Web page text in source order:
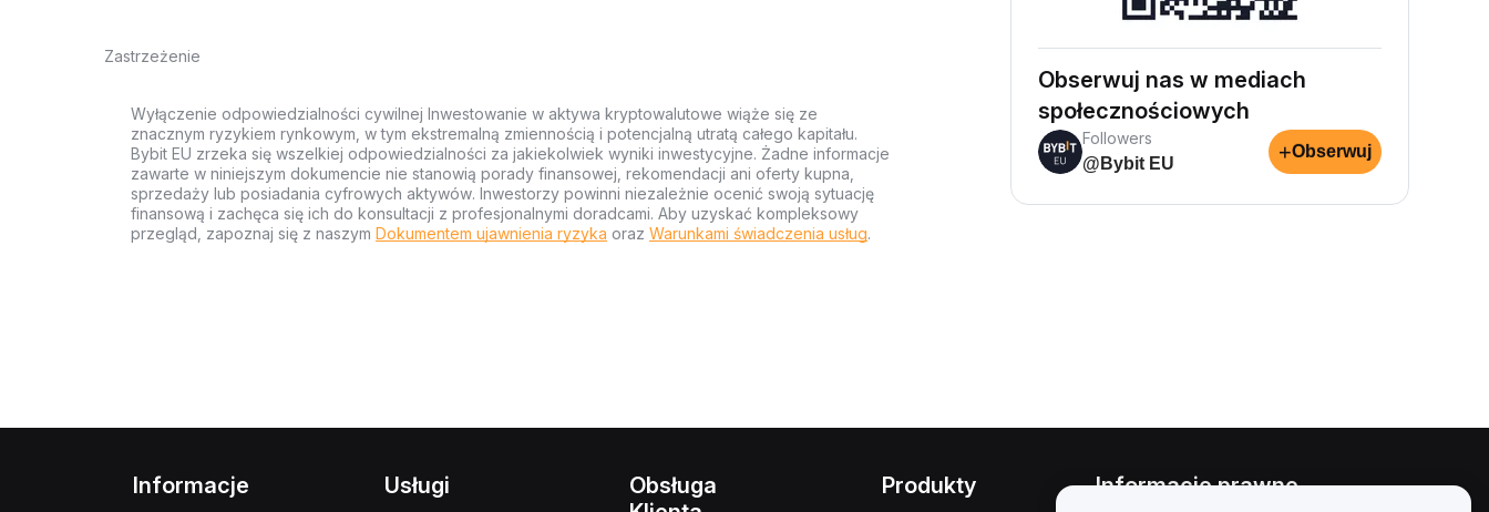
Zastrzeżenie
Wyłączenie odpowiedzialności cywilnej Inwestowanie w aktywa kryptowalutowe wiąże się ze
znacznym ryzykiem rynkowym, w tym ekstremalną zmiennością i potencjalną utratą całego kapitału.
Bybit EU zrzeka się wszelkiej odpowiedzialności za jakiekolwiek wyniki inwestycyjne. Żadne informacje
zawarte w niniejszym dokumencie nie stanowią porady finansowej, rekomendacji ani oferty kupna,
sprzedaży lub posiadania cyfrowych aktywów. Inwestorzy powinni niezależnie ocenić swoją sytuację
finansową i zachęca się ich do konsultacji z profesjonalnymi doradcami. Aby uzyskać kompleksowy
przegląd, zapoznaj się z naszym Dokumentem ujawnienia ryzyka oraz Warunkami świadczenia usług.
Obserwuj nas w mediach
społecznościowych
Followers
@Bybit EU
+Obserwuj
Informacje Usługi
Obsługa
Produkty Informacje prawne